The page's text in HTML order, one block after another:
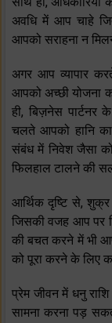
अवधि में आप चाहे
आपको सराहना न
अगर आप व्यापार
आपको अच्छी योजना
ही, बिज़नेस
चलते आपको हानि
संबंध में निवेश जैसा
फिलहाल टालने की
आर्थिक दृष्टि से,
जिसकी वजह आप पर
की बचत करने में भी
को पूरा करने के लिए
प्रेम जीवन में धनु
सामना करना पड़